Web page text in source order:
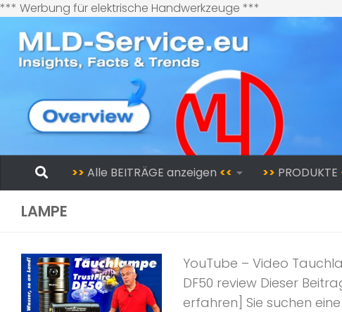
*** Werbung für elektrische Handwerkzeuge ***
Inhalt
springen
Zum Inhalt springen
>> Alle BEITRÄGE anzeigen << >> PRODUKTE
LAMPE
YouTube – Video
DF50 review Dieser
erfahren] Sie suchen